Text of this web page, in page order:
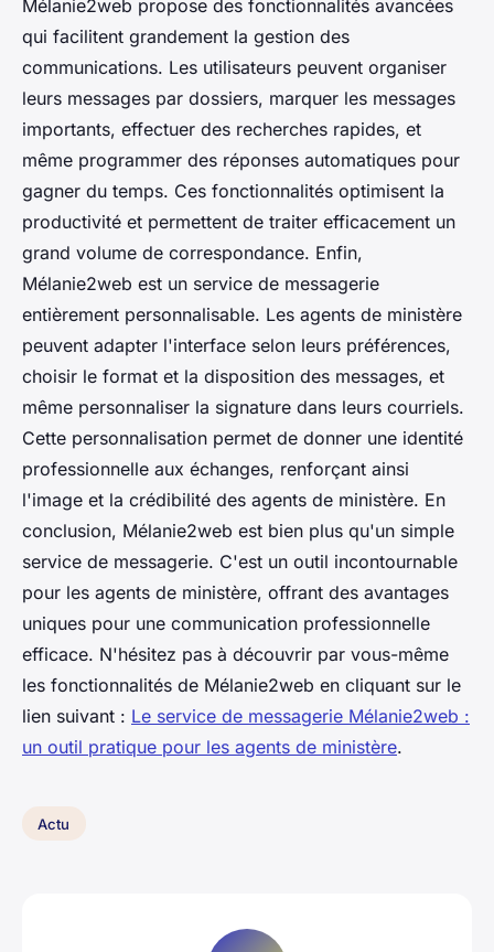
Mélanie2web propose des fonctionnalités avancées
qui facilitent grandement la gestion des
communications. Les utilisateurs peuvent organiser
leurs messages par dossiers, marquer les messages
importants, effectuer des recherches rapides, et
même programmer des réponses automatiques pour
gagner du temps. Ces fonctionnalités optimisent la
productivité et permettent de traiter efficacement un
grand volume de correspondance. Enfin,
Mélanie2web est un service de messagerie
entièrement personnalisable. Les agents de ministère
peuvent adapter l'interface selon leurs préférences,
choisir le format et la disposition des messages, et
même personnaliser la signature dans leurs courriels.
Cette personnalisation permet de donner une identité
professionnelle aux échanges, renforçant ainsi
l'image et la crédibilité des agents de ministère. En
conclusion, Mélanie2web est bien plus qu'un simple
service de messagerie. C'est un outil incontournable
pour les agents de ministère, offrant des avantages
uniques pour une communication professionnelle
efficace. N'hésitez pas à découvrir par vous-même
les fonctionnalités de Mélanie2web en cliquant sur le
lien suivant : Le service de messagerie Mélanie2web :
un outil pratique pour les agents de ministère.
Actu